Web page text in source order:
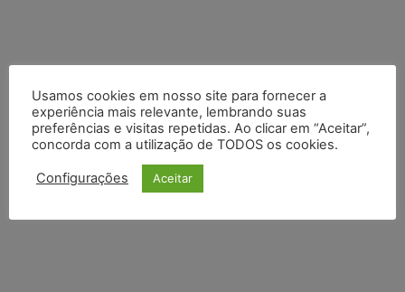
Usamos cookies em nosso site para fornecer a
experiência mais relevante, lembrando suas
preferências e visitas repetidas. Ao clicar em “Aceitar”,
concorda com a utilização de TODOS os cookies.
Configurações Aceitar